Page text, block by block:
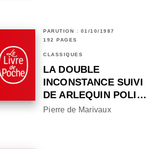
PARUTION : 01/10/1987
192 PAGES
CLASSIQUES
LA DOUBLE
INCONSTANCE SUIVI
DE ARLEQUIN POLI…
Pierre de Marivaux